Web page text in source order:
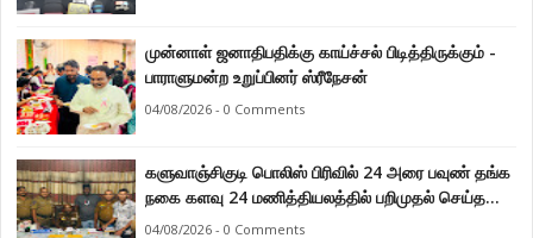
முன்னாள் ஜனாதிபதிக்கு காய்ச்சல் பிடித்திருக்கும் -
பாராளுமன்ற உறுப்பினர் ஸ்ரீநேசன்
04/08/2026 - 0 Comments
களுவாஞ்சிகுடி பொலிஸ் பிரிவில் 24 அரை பவுண் தங்க
நகை களவு 24 மணித்தியலத்தில் பறிமுதல் செய்த
பொலிசார்.
04/08/2026 - 0 Comments